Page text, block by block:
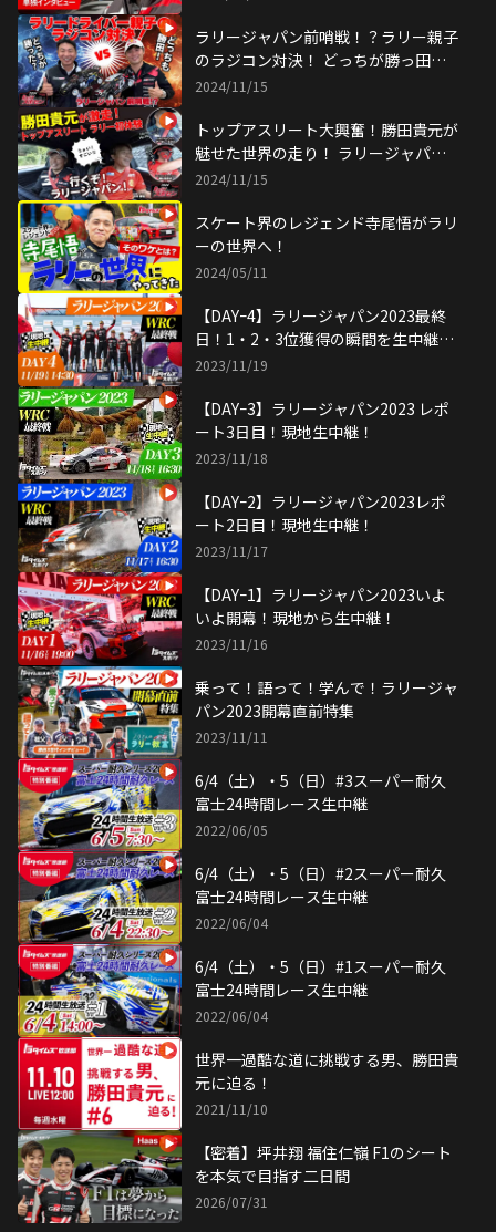
ラリージャパン前哨戦！？ラリー親子
のラジコン対決！ どっちが勝っ田？
ラリージャパン2024直前企画【Rally
2024/11/15
トップアスリート大興奮！勝田貴元が
魅せた世界の走り！ ラリージャパン
2024直前企画【Rallyスポセン：前
2024/11/15
スケート界のレジェンド寺尾悟がラリ
ーの世界へ！
2024/05/11
【DAYｰ4】ラリージャパン2023最終
日！1・2・3位獲得の瞬間を生中継！
激闘の4日間を振り返る！
2023/11/19
【DAYｰ3】ラリージャパン2023 レポ
ート3日目！現地生中継！
2023/11/18
【DAYｰ2】ラリージャパン2023レポ
ート2日目！現地生中継！
2023/11/17
【DAYｰ1】ラリージャパン2023いよ
いよ開幕！現地から生中継！
2023/11/16
乗って！語って！学んで！ラリージャ
パン2023開幕直前特集
2023/11/11
6/4（土）・5（日）#3スーパー耐久
富士24時間レース生中継
2022/06/05
6/4（土）・5（日）#2スーパー耐久
富士24時間レース生中継
2022/06/04
6/4（土）・5（日）#1スーパー耐久
富士24時間レース生中継
2022/06/04
世界一過酷な道に挑戦する男、勝田貴
元に迫る！
2021/11/10
【密着】坪井翔 福住仁嶺 F1のシート
を本気で目指す二日間
2026/07/31